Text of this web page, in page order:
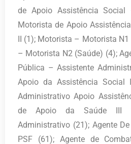
de Apoio Assistência
Motorista de Apoio
II (1); Motorista – Motorista
– Motorista N2 (Saúde) (4);
Pública – Assistente
Apoio da Assistência Social
Administrativo Apoio
de Apoio da Saúde III
Administrativo (21); Agente
PSF (61); Agente de